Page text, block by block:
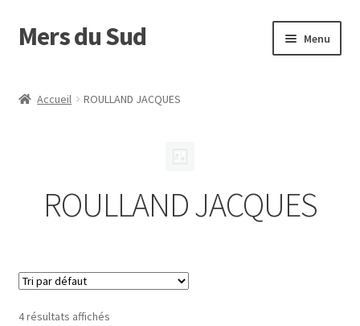
Aller
à
navigation
Aller
au
Mers du Sud Menu
Nos auteurs
Accueil ROULLAND JACQUES
ROULLAND JACQUES
4 résultats affichés